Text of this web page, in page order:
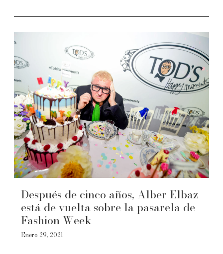
Después de cinco años, Alber Elbaz
está de vuelta sobre la pasarela de
Fashion Week
Enero 29, 2021